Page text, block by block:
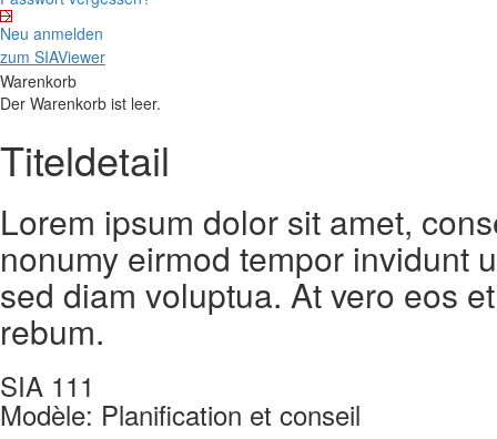
Neu anmelden
zum SIAViewer
Warenkorb
Der Warenkorb ist leer.
Titeldetail
Lorem ipsum dolor sit amet,
nonumy eirmod tempor invidunt
sed diam voluptua. At vero eos
rebum.
SIA 111
Modèle: Planification et conseil